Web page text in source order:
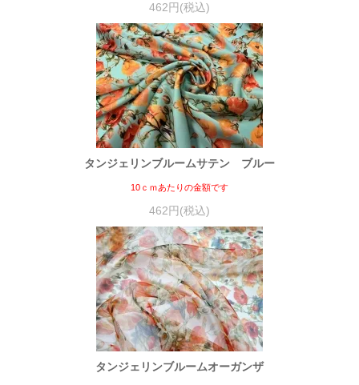
462円(税込)
タンジェリンブルームサテン ブルー
10ｃｍあたりの金額です
462円(税込)
タンジェリンブルームオーガンザ